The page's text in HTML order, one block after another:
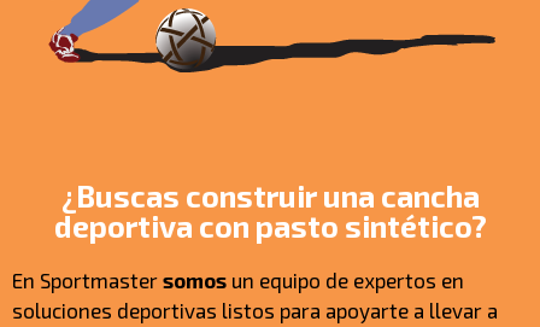
¿Buscas construir una cancha
deportiva con pasto sintético?
En Sportmaster somos un equipo de expertos en
soluciones deportivas listos para apoyarte a llevar a